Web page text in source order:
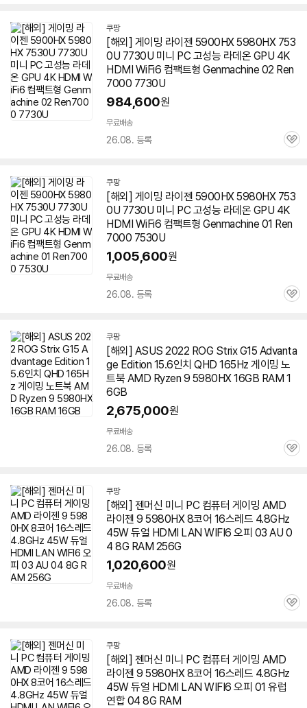
쿠팡
[해외] 게이밍 라이젠 5900HX5980HX753
0U 7730U 미니 PC 고성능 라데온 GPU 4K
HDMI WiFi6 컴팩트형 Genmachine 02 Ren
7000 7730U
984,600원
무료배송
26.08. 등록
관
쿠팡
[해외] 게이밍 라이젠 5900HX5980HX753
0U 7730U 미니 PC 고성능 라데온 GPU 4K
HDMI WiFi6 컴팩트형 Genmachine 01 Ren
7000 7530U
1,005,600원
무료배송
26.08. 등록
관
쿠팡
[해외] ASUS 2022 ROG Strix G15 Advanta
ge Edition 15.6인치 QHD 165Hz 게이밍 노
트북 AMD Ryzen 9 5980HX16GB RAM 1
6GB
2,675,000원
무료배송
26.08. 등록
관
쿠팡
[해외] 젠머신 미니 PC 컴퓨터 게이밍 AMD
라이젠 9 5980HX8코어 16스레드 4.8GHz
45W 듀얼 HDMI LAN WIFI6 오피 03 AU 0
4 8G RAM 256G
1,020,600원
무료배송
26.08. 등록
관
쿠팡
[해외] 젠머신 미니 PC 컴퓨터 게이밍 AMD
라이젠 9 5980HX8코어 16스레드 4.8GHz
45W 듀얼 HDMI LAN WIFI6 오피 01 유럽 ​​
연합 04 8G RAM